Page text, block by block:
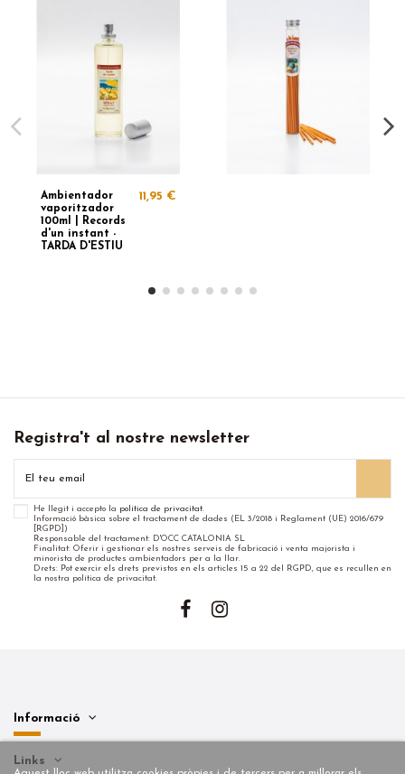
Ambientador
vaporitzador
100ml | Records
d'un instant -
TARDA D'ESTIU
11,95 €
Registra't al nostre newsletter
He llegit i accepto la política de privacitat.
Informació bàsica sobre el tractament de dades (EL 3/2018 i Reglament (UE) 2016/679
[RGPD])
Responsable del tractament: D'OCC CATALONIA SL
Finalitat: Oferir i gestionar els nostres serveis de fabricació i venta majorista i
minorista de productes ambientadors per a la llar.
Drets: Pot exercir els drets previstos en els articles 15 a 22 del RGPD, que es recullen en
la nostra política de privacitat.
Informació
Links